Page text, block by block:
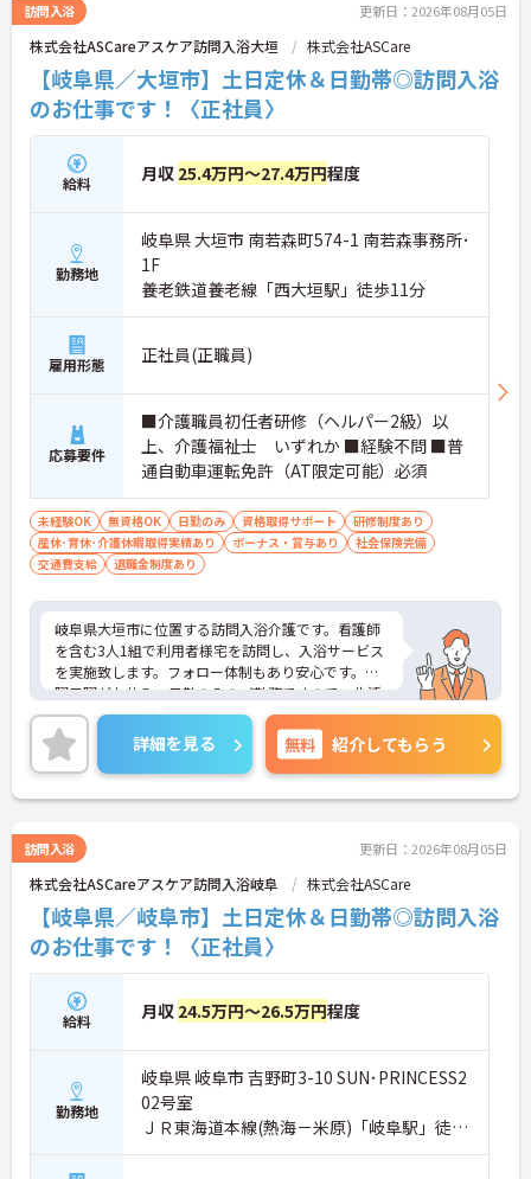
訪問入浴 更新日：2026年08月05日
株式会社ASCareアスケア訪問入浴大垣 株式会社ASCare
【岐阜県／大垣市】土日定休＆日勤帯◎訪問入浴
のお仕事です！〈正社員〉
給料 月収 25.4万円～27.4万円程度
勤務地
岐阜県 大垣市 南若森町574-1 南若森事務所･
1F
養老鉄道養老線「西大垣駅」徒歩11分
雇用形態 正社員(正職員)
応募要件
■介護職員初任者研修（ヘルパー2級）以
上、介護福祉士 いずれか ■経験不問 ■普
通自動車運転免許（AT限定可能）必須
未経験OK 無資格OK 日勤のみ 資格取得サポート
研修制度あり
産休･育休･介護休暇取得実績あり
ボーナス・賞与あり
社会保険完備
交通費支給
退職金制度あり
岐阜県大垣市に位置する訪問入浴介護です。看護師
を含む3人1組で利用者様宅を訪問し、入浴サービス
を実施致します。フォロー体制もあり安心です。土
曜日曜がお休み、日勤のみのご勤務ですので、生活
リズムを整えやすく無理なくご勤務いただけます♪
ご興味をお持ちの方には詳細の情報や面接のポイン
トをお伝えしますのでお気軽にお問い合わせくださ
いませ。
詳細を見る 無料 紹介してもらう
訪問入浴 更新日：2026年08月05日
株式会社ASCareアスケア訪問入浴岐阜 株式会社ASCare
【岐阜県／岐阜市】土日定休＆日勤帯◎訪問入浴
のお仕事です！〈正社員〉
給料 月収 24.5万円～26.5万円程度
勤務地
岐阜県 岐阜市 吉野町3-10 SUN･PRINCESS2
02号室
ＪＲ東海道本線(熱海－米原)「岐阜駅」徒歩
8分